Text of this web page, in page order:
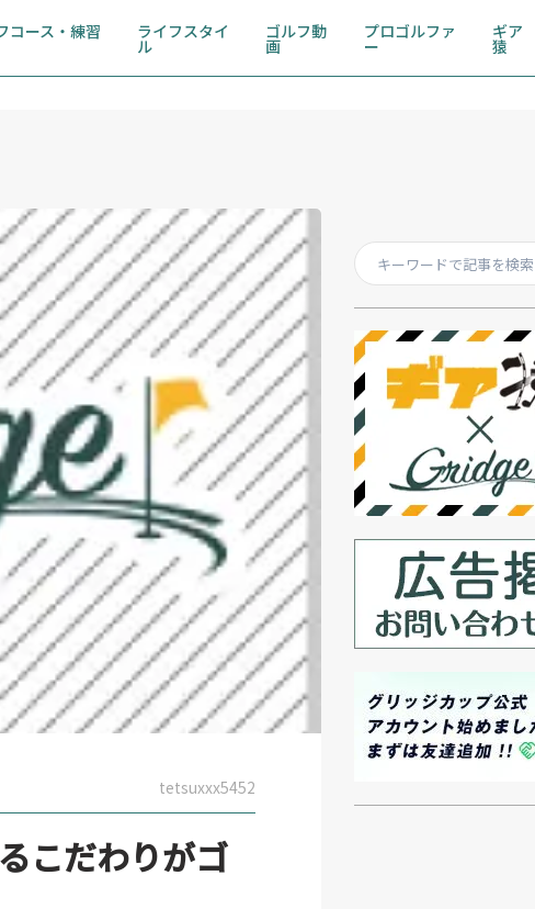
コース・練習 ライフスタイ
ル
ゴルフ動
画
プロゴルファ
ー
ギア
猿
tetsuxxx5452
こだわりがゴ